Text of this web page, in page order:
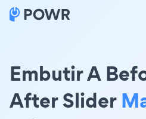
Embutir A
After Slider